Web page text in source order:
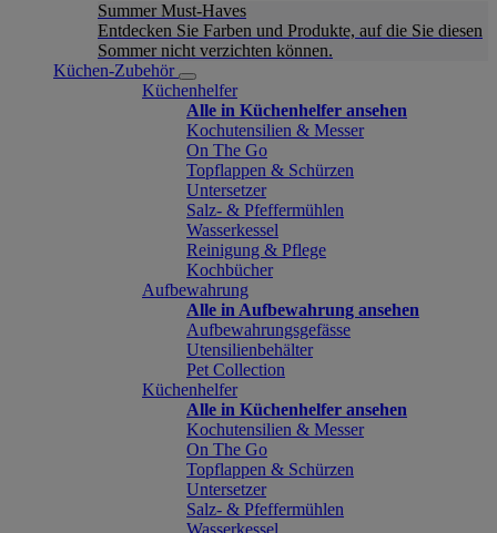
Summer Must-Haves
Entdecken Sie Farben und Produkte, auf die Sie diesen
Sommer nicht verzichten können.
Küchen-Zubehör
Küchenhelfer
Alle in Küchenhelfer ansehen
Kochutensilien & Messer
On The Go
Topflappen & Schürzen
Untersetzer
Salz- & Pfeffermühlen
Wasserkessel
Reinigung & Pflege
Kochbücher
Aufbewahrung
Alle in Aufbewahrung ansehen
Aufbewahrungsgefässe
Utensilienbehälter
Pet Collection
Küchenhelfer
Alle in Küchenhelfer ansehen
Kochutensilien & Messer
On The Go
Topflappen & Schürzen
Untersetzer
Salz- & Pfeffermühlen
Wasserkessel